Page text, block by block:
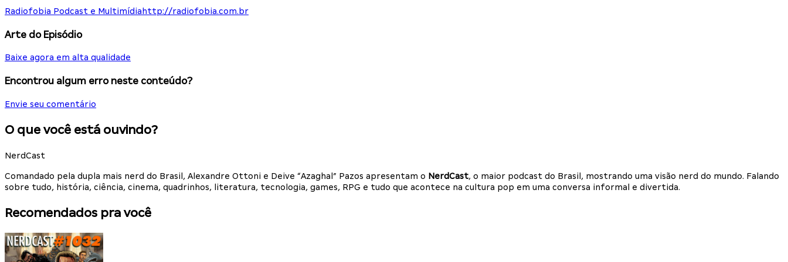
Radiofobia Podcast e Multimídia http://radiofobia.com.br
Arte do Episódio
Baixe agora em alta qualidade
Encontrou algum erro neste conteúdo?
Envie seu comentário
O que você está ouvindo?
NerdCast
Comandado pela dupla mais nerd do Brasil, Alexandre Ottoni e Deive “Azaghal” Pazos apresentam o NerdCast, o maior podcast do Brasil, mostrando uma visão nerd do mundo. Falando
sobre tudo, história, ciência, cinema, quadrinhos, literatura, tecnologia, games, RPG e tudo que acontece na cultura pop em uma conversa informal e divertida.
Recomendados pra você